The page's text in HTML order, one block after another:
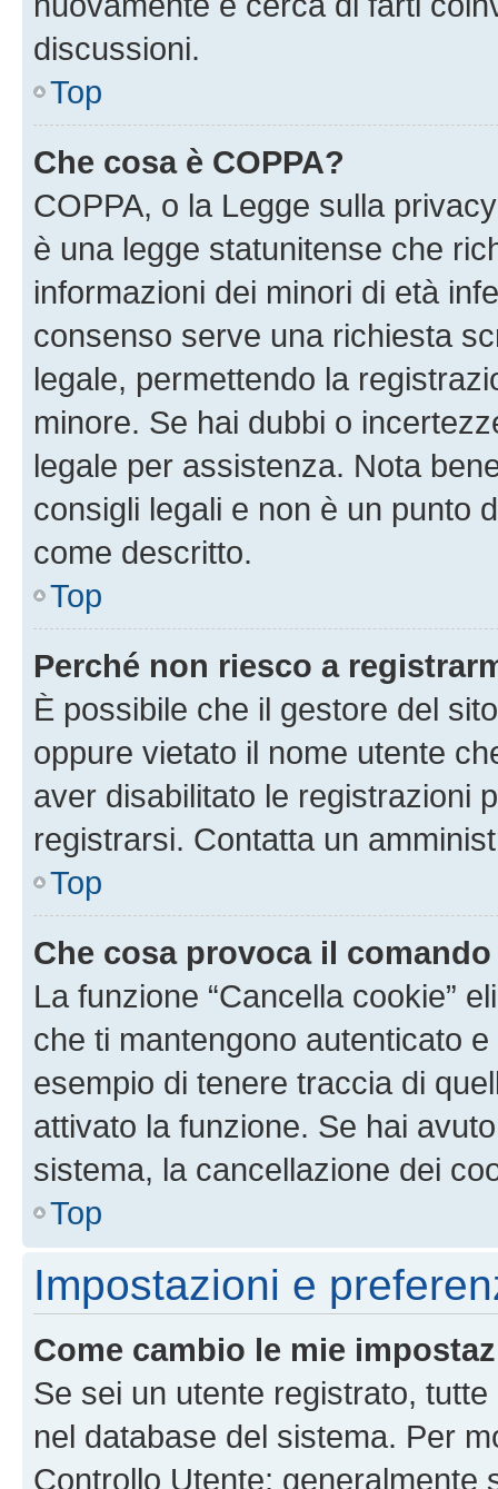
discussioni.
Top
Che cosa è COPPA?
COPPA, o la Legge sulla
è una legge statunitense che
informazioni dei minori di età
consenso serve una richiesta
legale, permettendo la
minore. Se hai dubbi o
legale per assistenza. Nota
consigli legali e non è un punto
come descritto.
Top
Perché non riesco a
È possibile che il gestore del
oppure vietato il nome utente
aver disabilitato le registrazioni
registrarsi. Contatta un
Top
Che cosa provoca il
La funzione “Cancella cookie”
che ti mantengono autenticato
esempio di tenere traccia di
attivato la funzione. Se hai
sistema, la cancellazione dei
Top
Impostazioni e
Come cambio le mie
Se sei un utente registrato,
nel database del sistema. Per
Controllo Utente; generalmente